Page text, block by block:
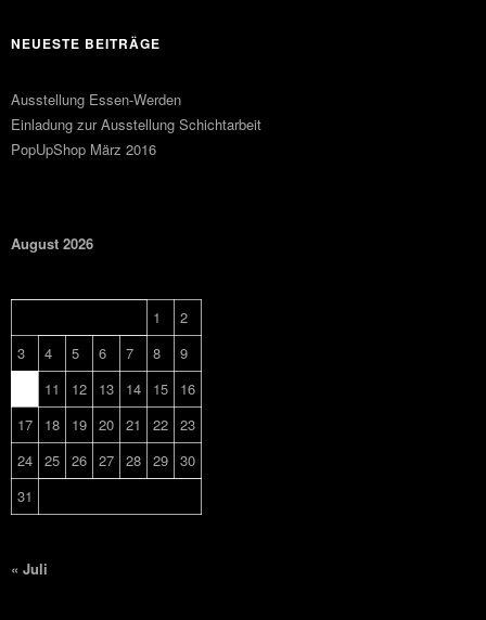
NEUESTE BEITRÄGE
Ausstellung Essen-Werden
Einladung zur Ausstellung Schichtarbeit
PopUpShop März 2016
August 2026
1
2
3
4 5 6 7 8
9
11 12 13 14 15
16
17
18 19 20 21 22 23
24 25 26 27 28 29 30
31
« Juli